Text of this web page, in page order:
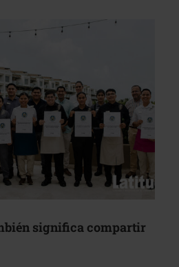
significa compartir